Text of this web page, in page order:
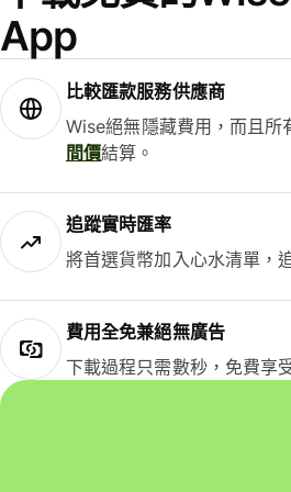
App
比較匯款服務供應商
Wise絕無隱藏費用，而且所
間價結算。
追蹤實時匯率
將首選貨幣加入心水清單，
費用全免兼絕無廣告
下載過程只需數秒，免費享